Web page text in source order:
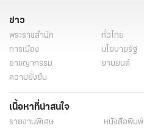
ข่าว
พระราชสำนัก ทั่วไทย
การเมือง
นโยบายรัฐ
อาชญากรรม
ยานยนต์
ความยั่งยืน
เนื้อหาที่น่าสนใจ
รายงานพิเศษ หนังสือพิมพ์